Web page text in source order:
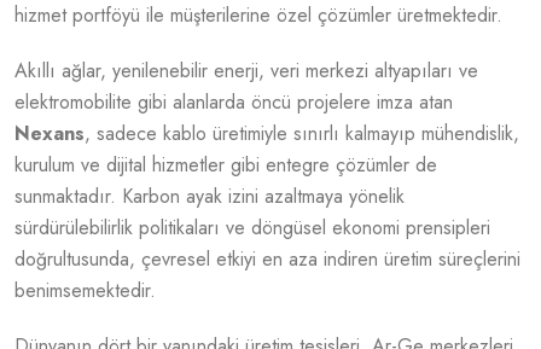
hizmet portföyü ile müşterilerine özel çözümler üretmektedir.
Akıllı ağlar, yenilenebilir enerji, veri merkezi altyapıları ve
elektromobilite gibi alanlarda öncü projelere imza atan
Nexans, sadece kablo üretimiyle sınırlı kalmayıp mühendislik,
kurulum ve dijital hizmetler gibi entegre çözümler de
sunmaktadır. Karbon ayak izini azaltmaya yönelik
sürdürülebilirlik politikaları ve döngüsel ekonomi prensipleri
doğrultusunda, çevresel etkiyi en aza indiren üretim süreçlerini
benimsemektedir.